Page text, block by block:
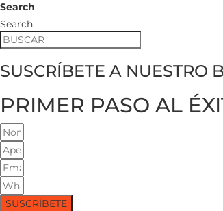
Search
Search
SUSCRÍBETE A NUESTRO
PRIMER PASO AL
SUSCRÍBETE